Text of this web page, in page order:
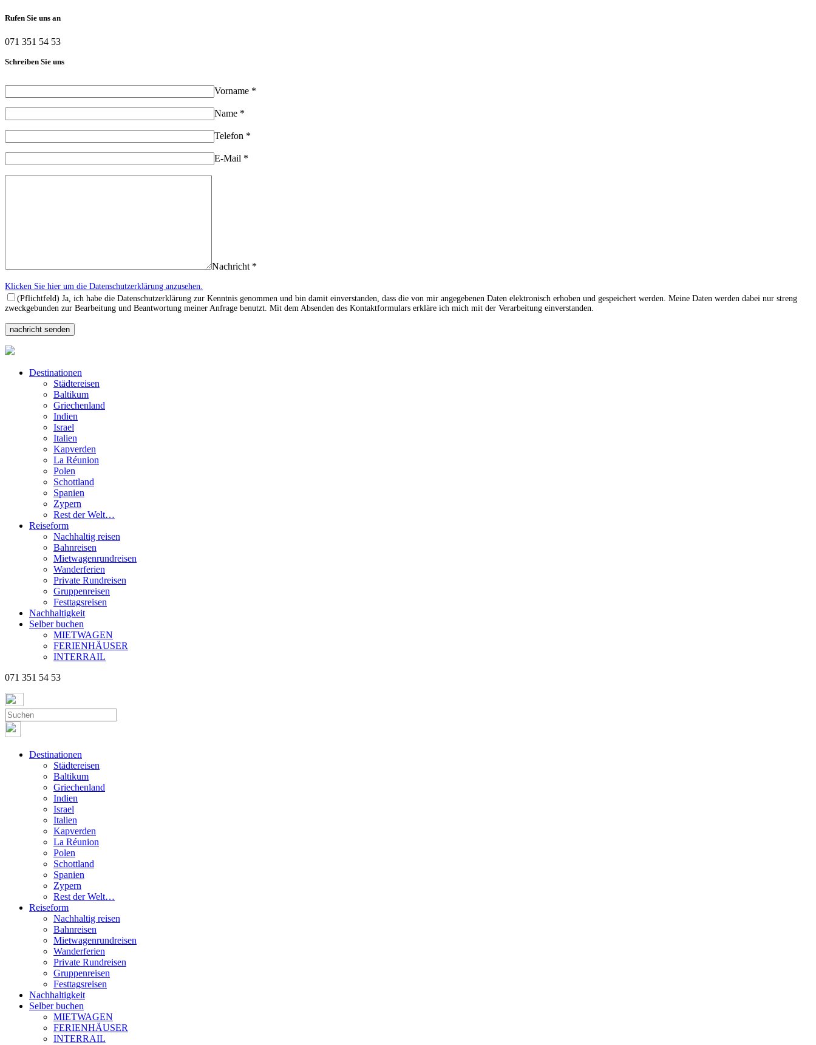
Rufen Sie uns an
071 351 54 53
Schreiben Sie uns
Vorname *
Name *
Telefon *
E-Mail *
Nachricht *
Klicken Sie hier um die Datenschutzerklärung anzusehen.
(Pflichtfeld) Ja, ich habe die Datenschutzerklärung zur Kenntnis genommen und bin damit einverstanden, dass die von mir angegebenen Daten elektronisch erhoben und gespeichert werden. Meine Daten werden dabei nur streng
zweckgebunden zur Bearbeitung und Beantwortung meiner Anfrage benutzt. Mit dem Absenden des Kontaktformulars erkläre ich mich mit der Verarbeitung einverstanden.
Destinationen
Städtereisen
Baltikum
Griechenland
Indien
Israel
Italien
Kapverden
La Réunion
Polen
Schottland
Spanien
Zypern
Rest der Welt…
Reiseform
Nachhaltig reisen
Bahnreisen
Mietwagenrundreisen
Wanderferien
Private Rundreisen
Gruppenreisen
Festtagsreisen
Nachhaltigkeit
Selber buchen
MIETWAGEN
FERIENHÄUSER
INTERRAIL
071 351 54 53
Destinationen
Städtereisen
Baltikum
Griechenland
Indien
Israel
Italien
Kapverden
La Réunion
Polen
Schottland
Spanien
Zypern
Rest der Welt…
Reiseform
Nachhaltig reisen
Bahnreisen
Mietwagenrundreisen
Wanderferien
Private Rundreisen
Gruppenreisen
Festtagsreisen
Nachhaltigkeit
Selber buchen
MIETWAGEN
FERIENHÄUSER
INTERRAIL